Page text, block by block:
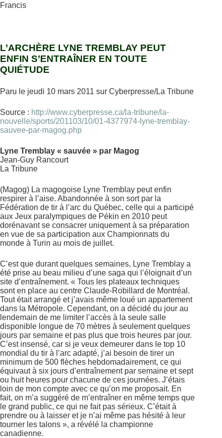
Francis
L’ARCHÈRE LYNE TREMBLAY PEUT
ENFIN S’ENTRAÎNER EN TOUTE
QUIÉTUDE
Paru le jeudi 10 mars 2011 sur Cyberpresse/La Tribune
Source : http://www.cyberpresse.ca/la-tribune/la-
nouvelle/sports/201103/10/01-4377974-lyne-tremblay-
sauvee-par-magog.php
Lyne Tremblay « sauvée » par Magog
Jean-Guy Rancourt
La Tribune
(Magog) La magogoise Lyne Tremblay peut enfin
respirer à l’aise. Abandonnée à son sort par la
Fédération de tir à l’arc du Québec, celle qui a participé
aux Jeux paralympiques de Pékin en 2010 peut
dorénavant se consacrer uniquement à sa préparation
en vue de sa participation aux Championnats du
monde à Turin au mois de juillet.
C’est que durant quelques semaines, Lyne Tremblay a
été prise au beau milieu d’une saga qui l’éloignait d’un
site d’entraînement. « Tous les plateaux techniques
sont en place au centre Claude-Robillard de Montréal.
Tout était arrangé et j’avais même loué un appartement
dans la Métropole. Cependant, on a décidé du jour au
lendemain de me limiter l’accès à la seule salle
disponible longue de 70 mètres à seulement quelques
jours par semaine et pas plus que trois heures par jour.
C’est insensé, car si je veux demeurer dans le top 10
mondial du tir à l’arc adapté, j’ai besoin de tirer un
minimum de 500 flèches hebdomadairement, ce qui
équivaut à six jours d’entraînement par semaine et sept
ou huit heures pour chacune de ces journées. J’étais
loin de mon compte avec ce qu’on me proposait. En
fait, on m’a suggéré de m’entraîner en même temps que
le grand public, ce qui ne fait pas sérieux. C’était à
prendre ou à laisser et je n’ai même pas hésité à leur
tourner les talons », a révélé la championne
canadienne.